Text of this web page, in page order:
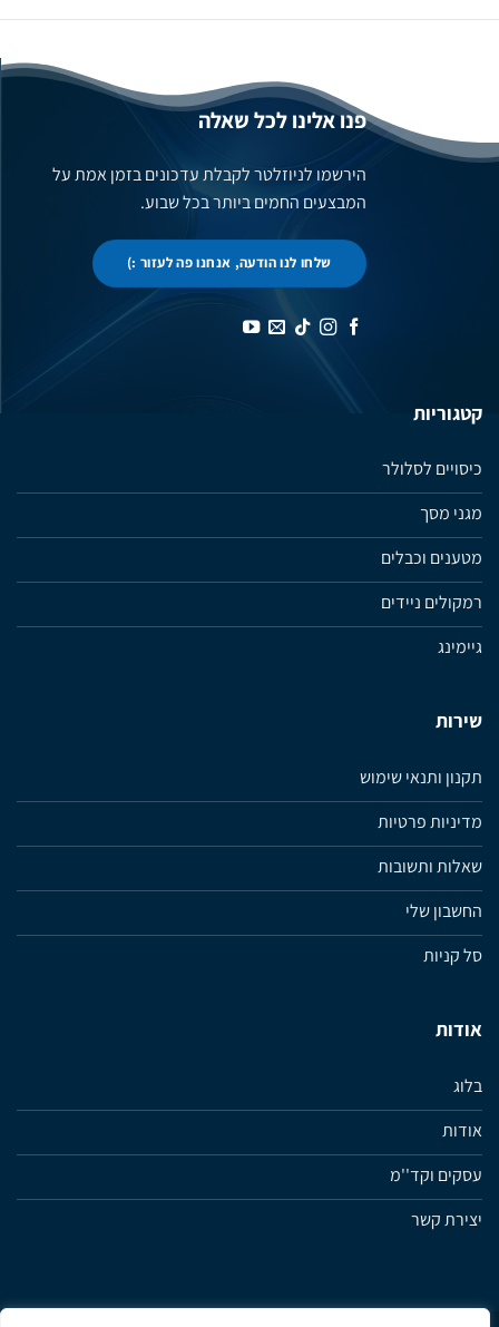
פנו אלינו לכל שאלה
הירשמו לניוזלטר לקבלת עדכונים בזמן אמת על
המבצעים החמים ביותר בכל שבוע.
שלחו לנו הודעה, אנחנו פה לעזור :)
קטגוריות
כיסויים לסלולר
מגני מסך
מטענים וכבלים
רמקולים ניידים
גיימינג
שירות
תקנון ותנאי שימוש
מדיניות פרטיות
שאלות ותשובות
החשבון שלי
סל קניות
אודות
בלוג
אודות
עסקים וקד''מ
יצירת קשר